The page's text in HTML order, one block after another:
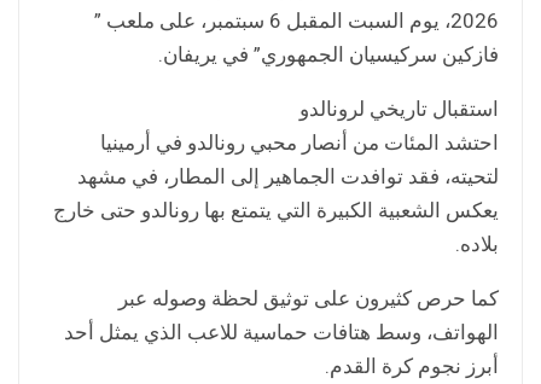
2026، يوم السبت المقبل 6 سبتمبر، على ملعب ”
فازكين سركيسيان الجمهوري” في يريفان.
استقبال تاريخي لرونالدو
احتشد المئات من أنصار محبي رونالدو في أرمينيا
لتحيته، فقد توافدت الجماهير إلى المطار، في مشهد
يعكس الشعبية الكبيرة التي يتمتع بها رونالدو حتى خارج
بلاده.
كما حرص كثيرون على توثيق لحظة وصوله عبر
الهواتف، وسط هتافات حماسية للاعب الذي يمثل أحد
أبرز نجوم كرة القدم.